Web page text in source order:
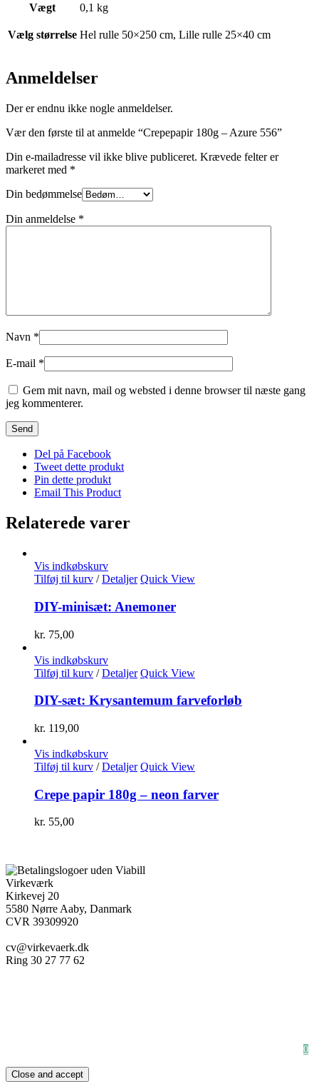
Vægt 0,1 kg
Vælg størrelse Hel rulle 50×250 cm, Lille rulle 25×40 cm
Anmeldelser
Der er endnu ikke nogle anmeldelser.
Vær den første til at anmelde “Crepepapir 180g – Azure 556”
Din e-mailadresse vil ikke blive publiceret. Krævede felter er
markeret med *
Din bedømmelse
Din anmeldelse *
Navn *
E-mail *
Gem mit navn, mail og websted i denne browser til næste gang
jeg kommenterer.
Del på Facebook
Tweet dette produkt
Pin dette produkt
Email This Product
Relaterede varer
Vis indkøbskurv
Tilføj til kurv / Detaljer Quick View
DIY-minisæt: Anemoner
kr. 75,00
Vis indkøbskurv
Tilføj til kurv / Detaljer Quick View
DIY-sæt: Krysantemum farveforløb
kr. 119,00
Vis indkøbskurv
Tilføj til kurv / Detaljer Quick View
Crepe papir 180g – neon farver
kr. 55,00
Virkeværk
Kirkevej 20
5580 Nørre Aaby, Danmark
CVR 39309920
cv@virkevaerk.dk
Ring 30 27 77 62
0